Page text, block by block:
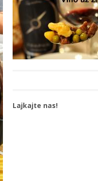
Lajkajte nas!